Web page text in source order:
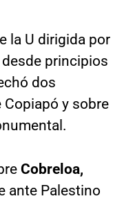
la U dirigida por
principios
dos
y sobre
Cobreloa,
ante Palestino